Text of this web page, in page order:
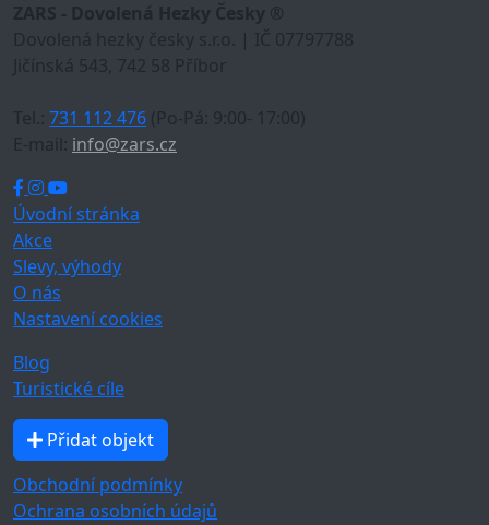
ZARS - Dovolená Hezky Česky ®
Dovolená hezky česky s.r.o. | IČ 07797788
Jičínská 543, 742 58 Příbor
Tel.: 731 112 476 (Po-Pá: 9:00- 17:00)
E-mail: info@zars.cz
Úvodní stránka
Akce
Slevy, výhody
O nás
Nastavení cookies
Blog
Turistické cíle
Přidat objekt
Obchodní podmínky
Ochrana osobních údajů